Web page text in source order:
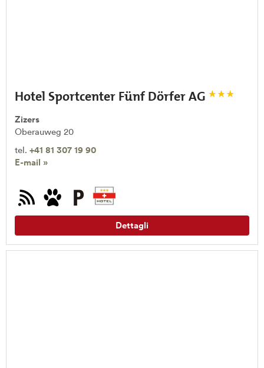
Hotel Sportcenter Fünf Dörfer AG
Zizers
Oberauweg 20
tel. +41 81 307 19 90
E-mail »
Dettagli